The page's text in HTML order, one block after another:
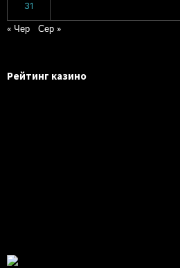
31
« Чер Сер »
Рейтинг казино